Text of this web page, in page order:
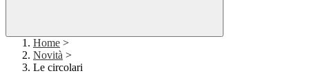
Home >
Novità >
Le circolari